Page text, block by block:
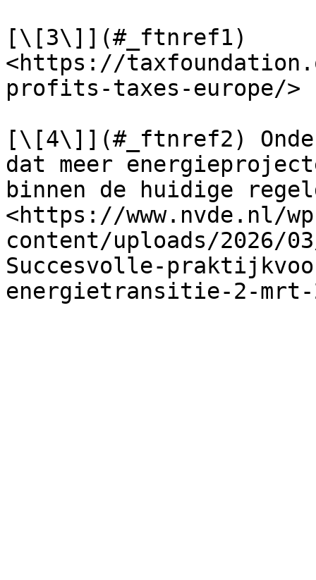
[\[3\]](#_ftnref1)
<https://
profits-taxes-europe/>
[\[4\]](#_ftnref2)
dat meer
binnen de huidige
<https://www.nvde.nl/
content/uploads/2026/
Succesvolle-